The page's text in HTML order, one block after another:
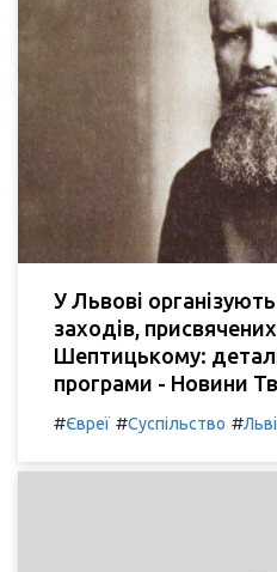
У Львові
заходів,
Шептицькому:
програми - Новини
#Євреї #Суспільство #